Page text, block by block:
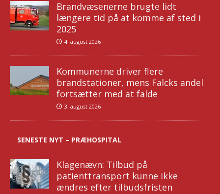
Brandvæsenerne brugte lidt
længere tid på at komme af sted i
2025
4. august 2026
Kommunerne driver flere
brandstationer, mens Falcks andel
fortsætter med at falde
3. august 2026
SENESTE NYT – PRÆHOSPITAL
Klagenævn: Tilbud på
patienttransport kunne ikke
ændres efter tilbudsfristen